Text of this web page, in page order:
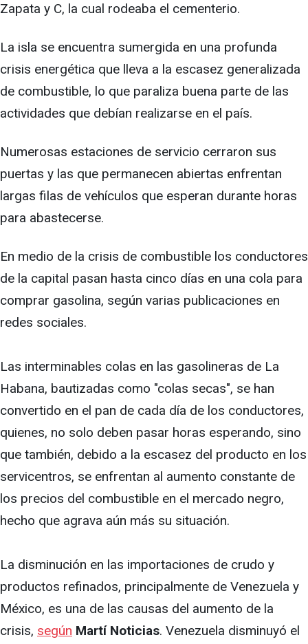
Zapata y C, la cual rodeaba el cementerio.
La isla se encuentra sumergida en una profunda
crisis energética que lleva a la escasez generalizada
de combustible, lo que paraliza buena parte de las
actividades que debían realizarse en el país.
Numerosas estaciones de servicio cerraron sus
puertas y las que permanecen abiertas enfrentan
largas filas de vehículos que esperan durante horas
para abastecerse.
En medio de la crisis de combustible los conductores
de la capital pasan hasta cinco días en una cola para
comprar gasolina, según varias publicaciones en
redes sociales.
Las interminables colas en las gasolineras de La
Habana, bautizadas como "colas secas", se han
convertido en el pan de cada día de los conductores,
quienes, no solo deben pasar horas esperando, sino
que también, debido a la escasez del producto en los
servicentros, se enfrentan al aumento constante de
los precios del combustible en el mercado negro,
hecho que agrava aún más su situación.
La disminución en las importaciones de crudo y
productos refinados, principalmente de Venezuela y
México, es una de las causas del aumento de la
crisis, según Martí Noticias. Venezuela disminuyó el